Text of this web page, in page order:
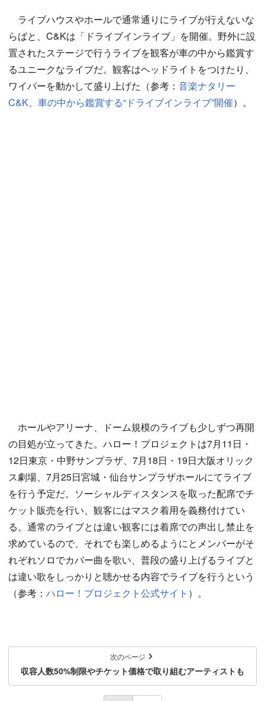
ライブハウスやホールで通常通りにライブが行えないな
らばと、C&Kは「ドライブインライブ」を開催。野外に設
置されたステージで行うライブを観客が車の中から鑑賞す
るユニークなライブだ。観客はヘッドライトをつけたり、
ワイパーを動かして盛り上げた（参考： 音楽ナタリー
C&K、車の中から鑑賞する“ドライブインライブ”開催）。
ホールやアリーナ、ドーム規模のライブも少しずつ再開
の目処が立ってきた。ハロー！プロジェクトは7月11日・
12日東京・中野サンプラザ、7月18日・19日大阪オリック
ス劇場、7月25日宮城・仙台サンプラザホールにてライブ
を行う予定だ。ソーシャルディスタンスを取った配席でチ
ケット販売を行い、観客にはマスク着用を義務付けてい
る。通常のライブとは違い観客には着席での声出し禁止を
求めているので、それでも楽しめるようにとメンバーがそ
れぞれソロでカバー曲を歌い、普段の盛り上げるライブと
は違い歌をしっかりと聴かせる内容でライブを行うという
（参考： ハロー！プロジェクト公式サイト ）。
次のページ
収容人数50%制限やチケット価格で取り組むアーティストも